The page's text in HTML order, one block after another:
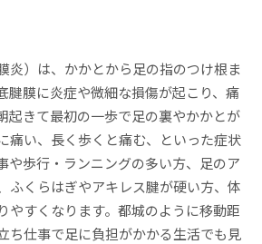
炎）は、かかとから足の指のつけ根ま
腱膜に炎症や微細な損傷が起こり、痛
起きて最初の一歩で足の裏やかかとが
痛い、長く歩くと痛む、といった症状
や歩行・ランニングの多い方、足のア
ふくらはぎやアキレス腱が硬い方、体
やすくなります。都城のように移動距
ち仕事で足に負担がかかる生活でも見